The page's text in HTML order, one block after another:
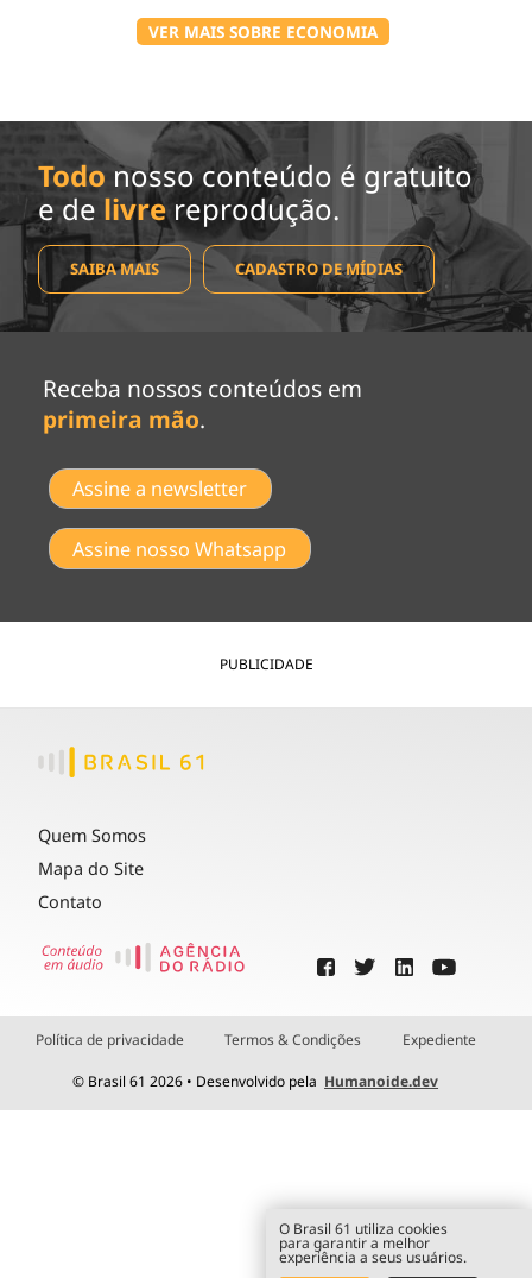
VER MAIS SOBRE ECONOMIA
Todo nosso conteúdo é gratuito
e de livrereprodução.
SAIBA MAIS CADASTRO DE MÍDIAS
Receba nossos conteúdos em
primeira mão.
Assine a newsletter
Assine nosso Whatsapp
PUBLICIDADE
Quem Somos
Mapa do Site
Contato
Política de privacidade Termos & Condições Expediente
© Brasil 61 2026 • Desenvolvido pela Humanoide.dev
O Brasil 61 utiliza cookies
para garantir a melhor
experiência a seus usuários.